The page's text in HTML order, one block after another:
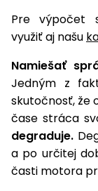
Čerpadlá
a
stroje
Snežné
Bagre
Pre výpočet
využiť aj našu
Namiešať
Jedným z
skutočnosť, že
čase stráca
degraduje.
a po určitej
časti motora